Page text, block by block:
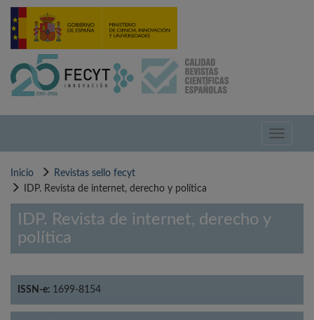
Pasar
contenido
Toggle
Inicio
Revistas sello fecyt
IDP. Revista de internet, derecho y política
IDP. Revista de internet, derecho y
política
ISSN-e: 1699-8154